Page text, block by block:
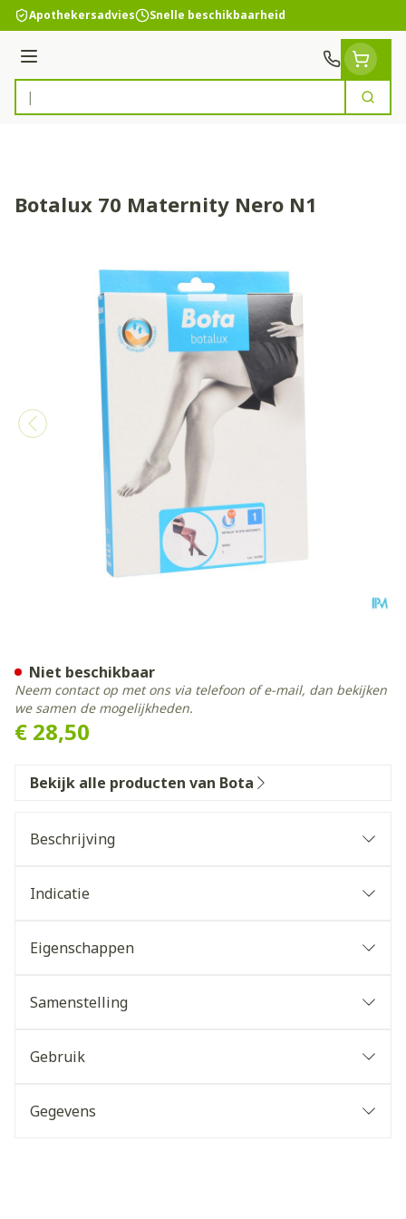
Ga naar de inhoud
Apothekersadvies Snelle beschikbaarheid
Menu
Product, merk, categorie...
Zoek
Botalux 70 Maternity Nero N1
€ 28,50
Niet beschikbaar
Neem contact op met ons via telefoon of e-mail, dan bekijken
we samen de mogelijkheden.
Bekijk alle producten van Bota
Beschrijving
Indicatie
Eigenschappen
Samenstelling
Gebruik
Gegevens